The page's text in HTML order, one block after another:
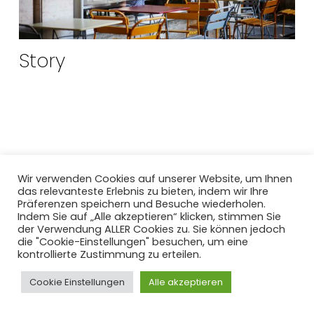
Story
Impressum|Datenschutz
Wir verwenden Cookies auf unserer Website, um Ihnen
das relevanteste Erlebnis zu bieten, indem wir Ihre
Präferenzen speichern und Besuche wiederholen.
Indem Sie auf „Alle akzeptieren“ klicken, stimmen Sie
der Verwendung ALLER Cookies zu. Sie können jedoch
die "Cookie-Einstellungen" besuchen, um eine
kontrollierte Zustimmung zu erteilen.
Cookie Einstellungen Alle akzeptieren